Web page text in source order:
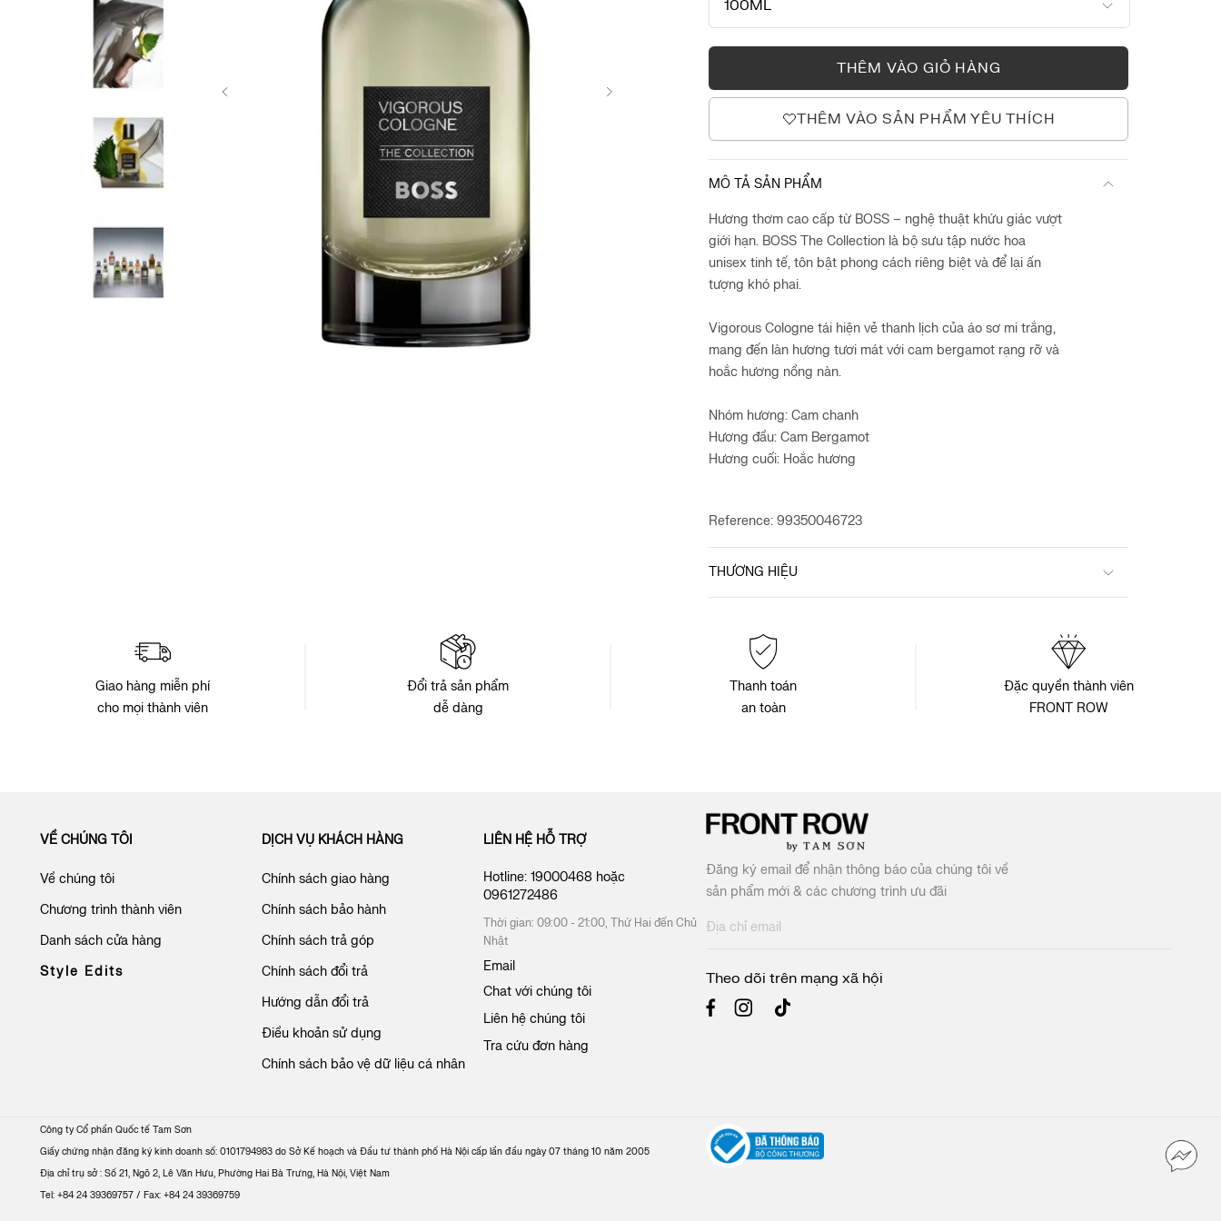
100ML
100ML
THÊM VÀO GIỎ HÀNG
THÊM VÀO SẢN PHẨM YÊU THÍCH
MÔ TẢ SẢN PHẨM
Hương thơm cao cấp từ BOSS – nghệ thuật khứu giác vượt
giới hạn. BOSS The Collection là bộ sưu tập nước hoa
unisex tinh tế, tôn bật phong cách riêng biệt và để lại ấn
tượng khó phai.
Vigorous Cologne tái hiện vẻ thanh lịch của áo sơ mi trắng,
mang đến làn hương tươi mát với cam bergamot rạng rỡ và
hoắc hương nồng nàn.
Nhóm hương: Cam chanh
Hương đầu: Cam Bergamot
Hương cuối: Hoắc hương
Reference: 99350046723
THƯƠNG HIỆU
Giao hàng miễn phí
cho mọi thành viên
Đổi trả sản phẩm
dễ dàng
Thanh toán
an toàn
Đặc quyền thành viên
FRONT ROW
VỀ CHÚNG TÔI
Về chúng tôi
Chương trình thành viên
Danh sách cửa hàng
Style Edits
DỊCH VỤ KHÁCH HÀNG
Chính sách giao hàng
Chính sách bảo hành
Chính sách trả góp
Chính sách đổi trả
Hướng dẫn đổi trả
Điều khoản sử dụng
Chính sách bảo vệ dữ liệu cá nhân
LIÊN HỆ HỖ TRỢ
Hotline:19000468 hoặc
0961272486
Thời gian: 09:00 - 21:00, Thứ Hai đến Chủ
Nhật
Email
Chat với chúng tôi
Liên hệ chúng tôi
Tra cứu đơn hàng
Đăng ký email để nhận thông báo của chúng tôi về
sản phẩm mới & các chương trình ưu đãi
Đ
g
k
ý
n
Theo dõi trên mạng xã hội
Công ty Cổ phần Quốc tế Tam Sơn
Giấy chứng nhận đăng ký kinh doanh số: 0101794983 do Sở Kế hoạch và Đầu tư thành phố Hà Nội cấp lần đầu ngày 07 tháng 10 năm 2005
Địa chỉ trụ sở : Số 21, Ngõ 2, Lê Văn Hưu, Phường Hai Bà Trưng, Hà Nội, Việt Nam
Tel: +84 24 39369757 / Fax: +84 24 39369759